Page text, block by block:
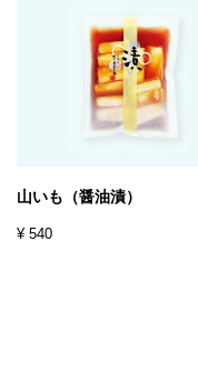
山いも（醤油漬）
¥ 540